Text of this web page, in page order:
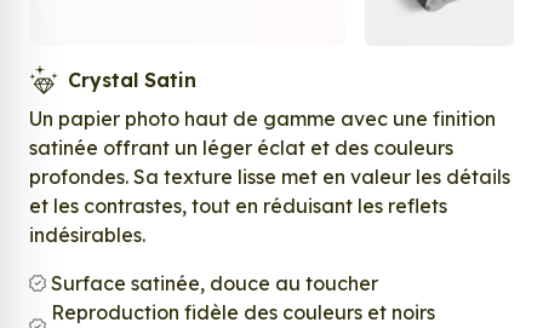
Crystal Satin
Un papier photo haut de gamme avec une finition
satinée offrant un léger éclat et des couleurs
profondes. Sa texture lisse met en valeur les détails
et les contrastes, tout en réduisant les reflets
indésirables.
Surface satinée, douce au toucher
Reproduction fidèle des couleurs et noirs